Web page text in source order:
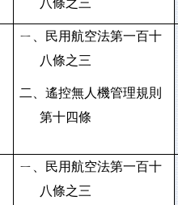
八條之三
ㄧ、民用航空法第一百十
八條之三
二、遙控無人機管理規則
第十四條
ㄧ、民用航空法第一百十
八條之三